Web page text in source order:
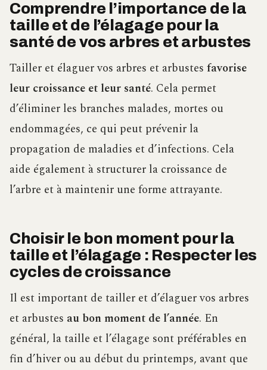
Comprendre l’importance de la
taille et de l’élagage pour la
santé de vos arbres et arbustes
Tailler et élaguer vos arbres et arbustes favorise
leur croissance et leur santé. Cela permet
d’éliminer les branches malades, mortes ou
endommagées, ce qui peut prévenir la
propagation de maladies et d’infections. Cela
aide également à structurer la croissance de
l’arbre et à maintenir une forme attrayante.
Choisir le bon moment pour la
taille et l’élagage : Respecter les
cycles de croissance
Il est important de tailler et d’élaguer vos arbres
et arbustes au bon moment de l’année. En
général, la taille et l’élagage sont préférables en
fin d’hiver ou au début du printemps, avant que